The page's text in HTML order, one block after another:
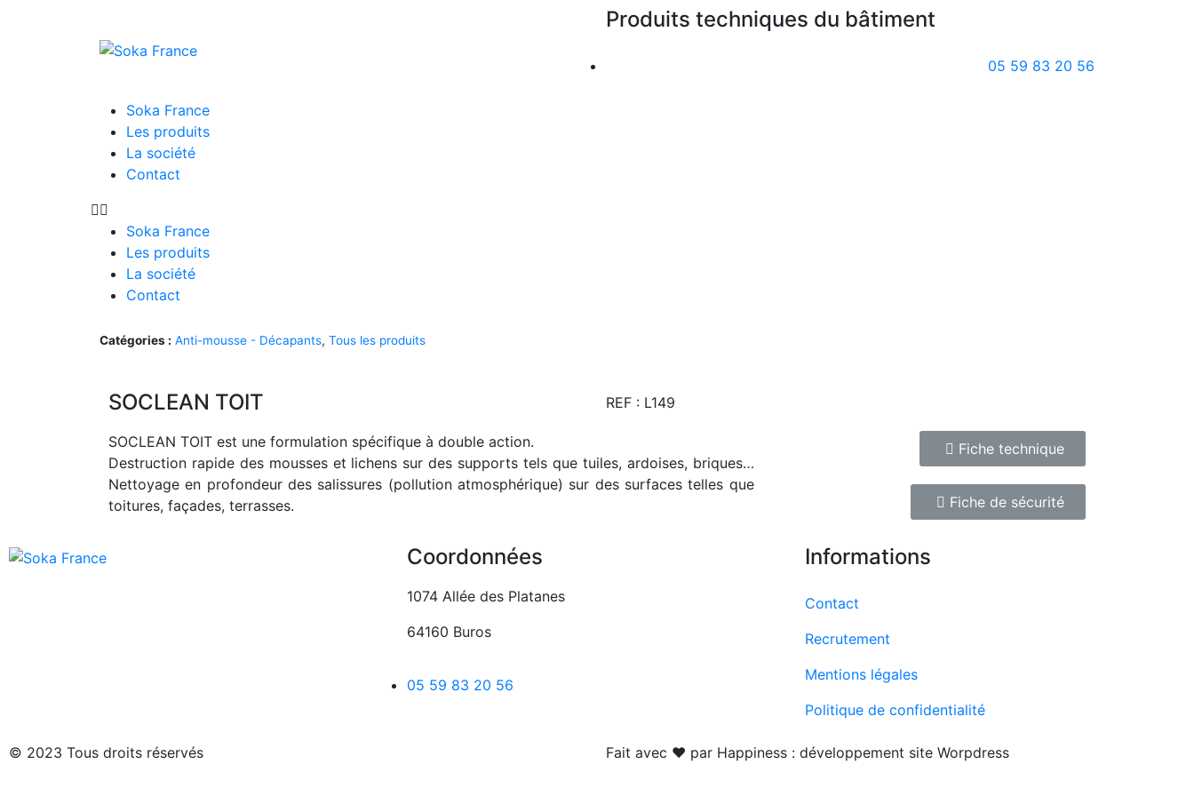
Produits techniques du bâtiment
05 59 83 20 56
Soka France
Les produits
La société
Contact
Soka France
Les produits
La société
Contact
Catégories : Anti-mousse - Décapants, Tous les produits
SOCLEAN TOIT REF : L149
SOCLEAN TOIT est une formulation spécifique à double action.
Destruction rapide des mousses et lichens sur des supports tels que tuiles, ardoises, briques…
Nettoyage en profondeur des salissures (pollution atmosphérique) sur des surfaces telles que
toitures, façades, terrasses.
Fiche technique
Fiche de sécurité
Coordonnées
1074 Allée des Platanes
64160 Buros
05 59 83 20 56
Informations
Contact
Recrutement
Mentions légales
Politique de confidentialité
© 2023 Tous droits réservés Fait avec ❤ par Happiness : développement site Worpdress